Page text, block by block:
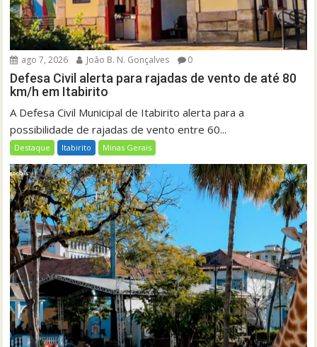
ago 7, 2026 João B. N. Gonçalves 0
Defesa Civil alerta para rajadas de vento de até 80
km/h em Itabirito
A Defesa Civil Municipal de Itabirito alerta para a
possibilidade de rajadas de vento entre 60...
Destaque Itabirito Minas Gerais